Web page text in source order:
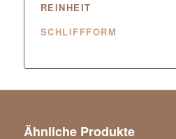
REINHEIT
SCHLIFFFORM
Ähnliche Produkte